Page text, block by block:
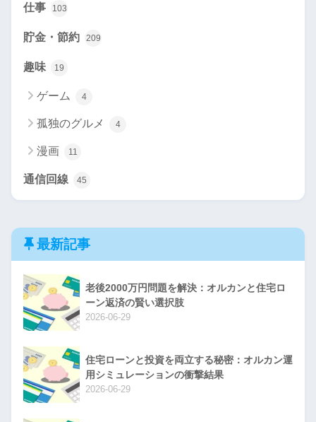
仕事 103
貯金・節約 209
趣味 19
ゲーム 4
孤独のグルメ 4
漫画 11
通信回線 45
最新記事
老後2000万円問題を解決：オルカンと住宅ロ
ーン返済の賢い選択肢
2026-06-29
住宅ローンと投資を両立する秘密：オルカン運
用シミュレーションの衝撃結果
2026-06-29